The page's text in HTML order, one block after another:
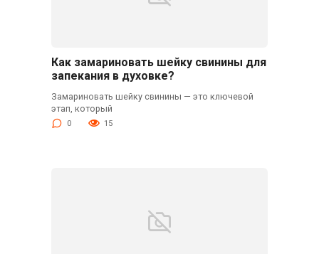
Как замариновать шейку свинины для
запекания в духовке?
Замариновать шейку свинины — это ключевой
этап, который
0 15